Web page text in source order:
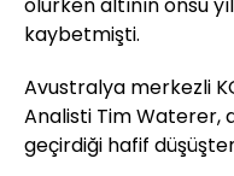
kaybetmişti.
Avustralya merkezli
Analisti Tim Waterer,
geçirdiği hafif